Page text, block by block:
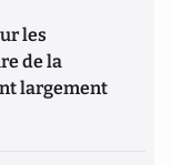
les
de la
largement